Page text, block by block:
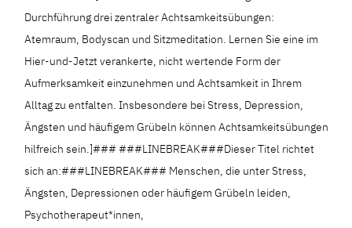
Durchführung drei zentraler Achtsamkeitsübungen:
Atemraum, Bodyscan und Sitzmeditation. Lernen Sie eine im
Hier-und-Jetzt verankerte, nicht wertende Form der
Aufmerksamkeit einzunehmen und Achtsamkeit in Ihrem
Alltag zu entfalten. Insbesondere bei Stress, Depression,
Ängsten und häufigem Grübeln können Achtsamkeitsübungen
hilfreich sein.]### ###LINEBREAK###Dieser Titel richtet
sich an:###LINEBREAK### Menschen, die unter Stress,
Ängsten, Depressionen oder häufigem Grübeln leiden,
Psychotherapeut*innen,